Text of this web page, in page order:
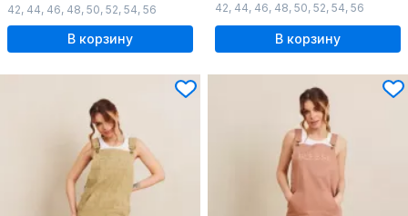
42, 44, 46, 48, 50, 52, 54, 56
В корзину
42, 44, 46, 48, 50, 52, 54, 56
В корзину